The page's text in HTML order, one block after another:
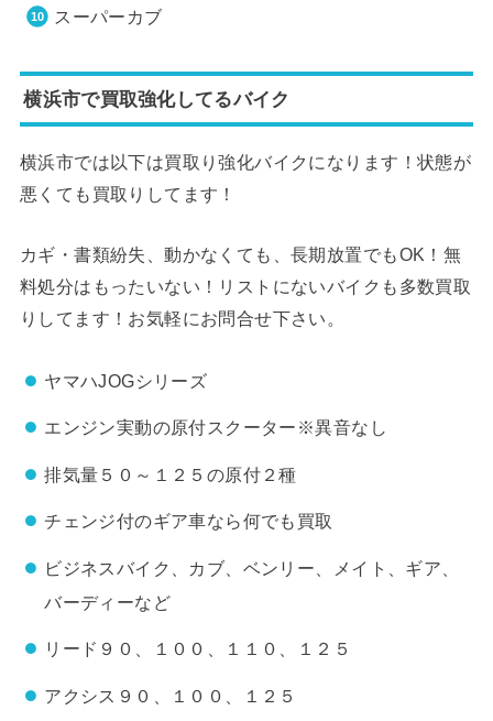
スーパーカブ
横浜市で買取強化してるバイク
横浜市では以下は買取り強化バイクになります！状態が
悪くても買取りしてます！
カギ・書類紛失、動かなくても、長期放置でもOK！無
料処分はもったいない！リストにないバイクも多数買取
りしてます！お気軽にお問合せ下さい。
ヤマハJOGシリーズ
エンジン実動の原付スクーター※異音なし
排気量５０～１２５の原付２種
チェンジ付のギア車なら何でも買取
ビジネスバイク、カブ、ベンリー、メイト、ギア、
バーディーなど
リード９０、１００、１１０、１２５
アクシス９０、１００、１２５